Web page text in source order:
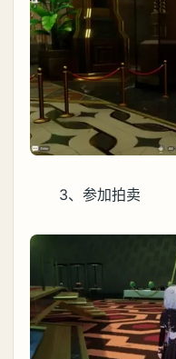
3、参加拍卖